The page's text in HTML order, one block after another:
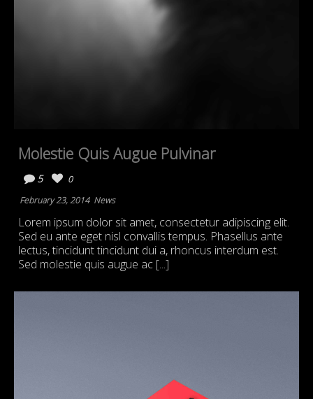
Molestie Quis Augue Pulvinar
5
0
February 23, 2014 News
Lorem ipsum dolor sit amet, consectetur adipiscing elit.
Sed eu ante eget nisl convallis tempus. Phasellus ante
lectus, tincidunt tincidunt dui a, rhoncus interdum est.
Sed molestie quis augue ac [...]